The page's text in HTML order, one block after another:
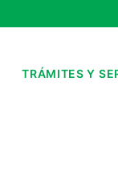
TRÁMITES Y